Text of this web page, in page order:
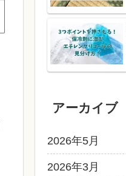
アーカイブ
2026年5月
2026年3月